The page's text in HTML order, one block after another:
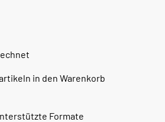
in den Warenkorb
Formate